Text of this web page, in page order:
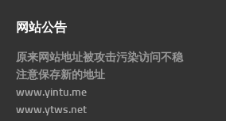
网站公告
原来网站地址被攻击污染访问不稳
注意保存新的地址
www.yintu.me
www.ytws.net